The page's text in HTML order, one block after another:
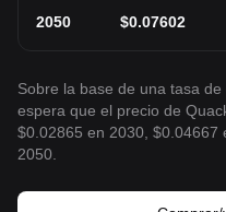
2050 $0.07602
Sobre la base de una tasa
espera que el precio de
$0.02865 en 2030, $0.04667
2050.